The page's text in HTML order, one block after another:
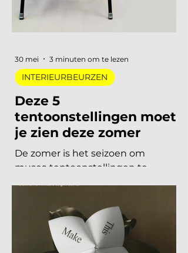
metaal, lage zit, diep bordeaux en
een duidelijke voorkeur voor
materiaal met een verhaal. Dit zijn
voor 2026 en 2027. De 6 trends
Deze 5
tentoonstellingen moet
musea tentoonstellingen te
herontdekken. Niet als
verplichting, maar als keuze. Want
INTERIEURBEURZEN
30 mei 3 minuten om te lezen